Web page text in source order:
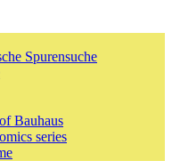
Spurensuche
Bauhaus
series